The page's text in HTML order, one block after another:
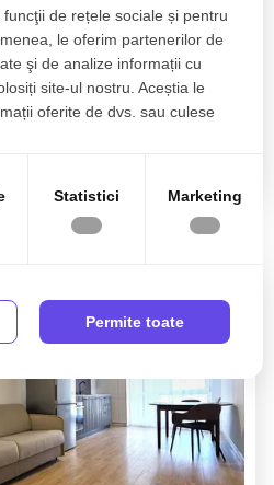
de rețele sociale și pentru
le oferim partenerilor de
şi de analize informații cu
site-ul nostru. Aceștia le
oferite de dvs. sau culese
Statistici Marketing
Permite toate